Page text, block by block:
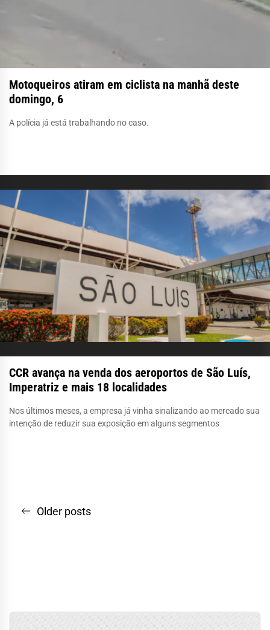
Motoqueiros atiram em ciclista na manhã deste
domingo, 6
A polícia já está trabalhando no caso.
CCR avança na venda dos aeroportos de São Luís,
Imperatriz e mais 18 localidades
Nos últimos meses, a empresa já vinha sinalizando ao mercado sua
intenção de reduzir sua exposição em alguns segmentos
Navegação
Older posts